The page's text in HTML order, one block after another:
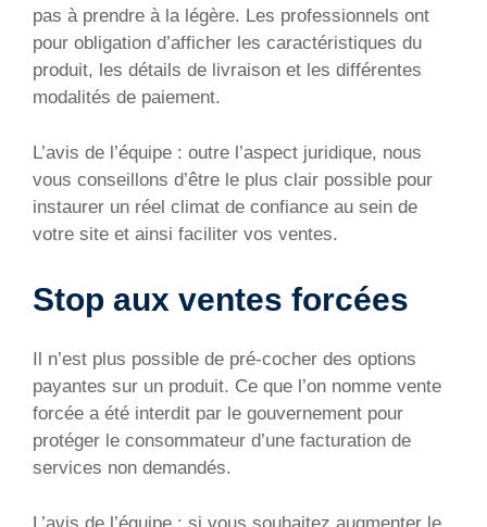
pas à prendre à la légère. Les professionnels ont
pour obligation d’afficher les caractéristiques du
produit, les détails de livraison et les différentes
modalités de paiement.
L’avis de l’équipe : outre l’aspect juridique, nous
vous conseillons d’être le plus clair possible pour
instaurer un réel climat de confiance au sein de
votre site et ainsi faciliter vos ventes.
Stop aux ventes forcées
Il n’est plus possible de pré-cocher des options
payantes sur un produit. Ce que l’on nomme vente
forcée a été interdit par le gouvernement pour
protéger le consommateur d’une facturation de
services non demandés.
L’avis de l’équipe : si vous souhaitez augmenter le